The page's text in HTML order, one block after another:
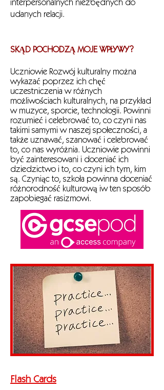
interpersonalnych niezbędnych do
udanych relacji.
SKĄD POCHODZĄ MOJE WPŁYWY?
Uczniowie Rozwój kulturalny można
wykazać poprzez ich chęć
uczestniczenia w różnych
możliwościach kulturalnych, na przykład
w muzyce, sporcie, technologii. Powinni
rozumieć i celebrować to, co czyni nas
takimi samymi w naszej społeczności, a
także uznawać, szanować i celebrować
to, co nas wyróżnia. Uczniowie powinni
być zainteresowani i doceniać ich
dziedzictwo i to, co czyni ich tym, kim
są. Czyniąc to, szkoła powinna doceniać
różnorodność kulturową iw ten sposób
zapobiegać rasizmowi.
Flash Cards